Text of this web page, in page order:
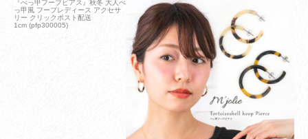
『べっ甲フープピアス』秋冬 大人べ
っ甲風 フープレディース アクセサ
リー クリックポスト配送
1cm (pfp300005)